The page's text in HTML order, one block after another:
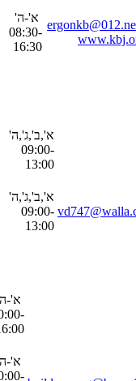
א'-ה'
08:30-
16:30
א',ב',ג',ה'
09:00-
13:00
א',ב',ג',ה'
09:00-
13:00
א'-
א'-